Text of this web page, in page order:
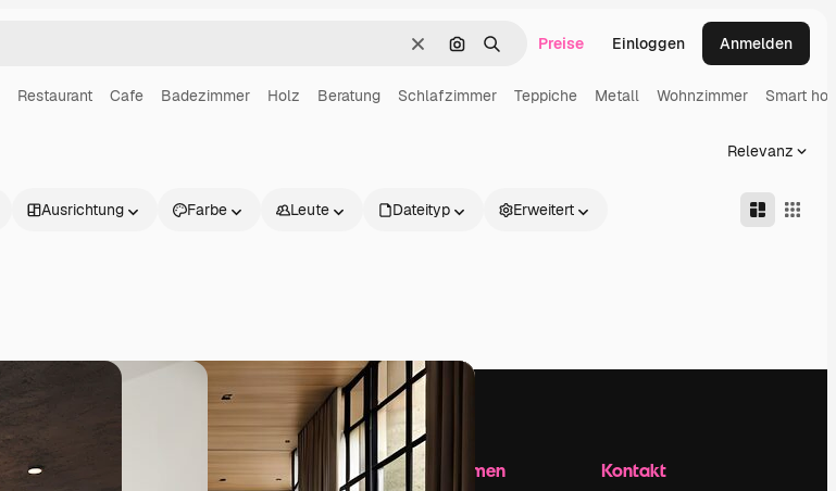
LöschenNach Bild suchen
SuchenPreise Einloggen Anmelden
Restaurant Cafe Badezimmer Holz Beratung Schlafzimmer Teppiche Metall Wohnzimmer Smart
Relevanz
Ausrichtung Farbe Leute Dateityp Erweitert
Loslegen Unternehmen
Kontakt